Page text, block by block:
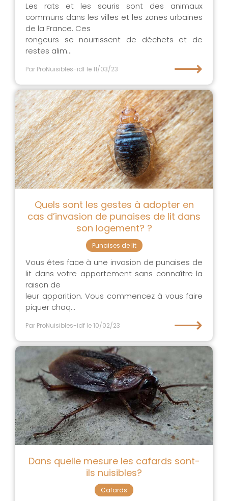
Les rats et les souris sont des animaux
communs dans les villes et les zones urbaines
de la France. Ces
rongeurs se nourrissent de déchets et de
restes alim...
Par ProNuisibles-idf le 11/03/23 ⟶
Quels sont les gestes à adopter en
cas d’invasion de punaises de lit dans
son logement? ?
Punaises de lit
Vous êtes face à une invasion de punaises de
lit dans votre appartement sans connaître la
raison de
leur apparition. Vous commencez à vous faire
piquer chaq...
Par ProNuisibles-idf le 10/02/23 ⟶
Dans quelle mesure les cafards sont-
ils nuisibles?
Cafards